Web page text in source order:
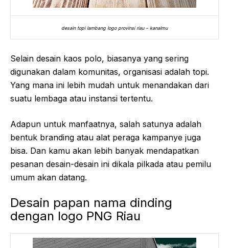
desain topi lambang logo provinsi riau – kanalmu
Selain desain kaos polo, biasanya yang sering
digunakan dalam komunitas, organisasi adalah topi.
Yang mana ini lebih mudah untuk menandakan dari
suatu lembaga atau instansi tertentu.
Adapun untuk manfaatnya, salah satunya adalah
bentuk branding atau alat peraga kampanye juga
bisa. Dan kamu akan lebih banyak mendapatkan
pesanan desain-desain ini dikala pilkada atau pemilu
umum akan datang.
Desain papan nama dinding
dengan logo PNG Riau